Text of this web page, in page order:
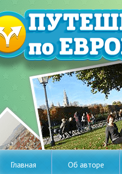
Главная Об авторе